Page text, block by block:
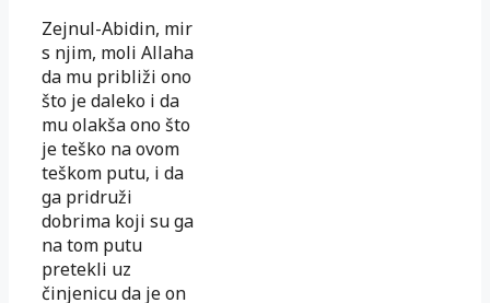
Zejnul-Abidin, mir
s njim, moli Allaha
da mu približi ono
što je daleko i da
mu olakša ono što
je teško na ovom
teškom putu, i da
ga pridruži
dobrima koji su ga
na tom putu
pretekli uz
činjenicu da je on